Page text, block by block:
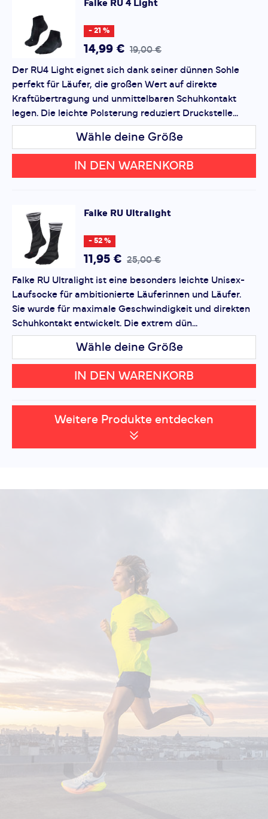
Pflichtfelder
Bewertung hinzufügen
Dieses Formular ist durch reCAPTCHA geschützt – es gelten
dieDatenschutzbestimmungenundNutzungsbedingungen
von Google.
Falke RU 4 Light
- 21 %
14,99 € 19,00 €
Der RU4 Light eignet sich dank seiner dünnen Sohle
perfekt für Läufer, die großen Wert auf direkte
Kraftübertragung und unmittelbaren Schuhkontakt
legen. Die leichte Polsterung reduziert Druckstelle...
Wähle deine Größe
IN DEN WARENKORB
Falke RU Ultralight
- 52 %
11,95 € 25,00 €
Falke RU Ultralight ist eine besonders leichte Unisex-
Laufsocke für ambitionierte Läuferinnen und Läufer.
Sie wurde für maximale Geschwindigkeit und direkten
Schuhkontakt entwickelt. Die extrem dün...
Wähle deine Größe
IN DEN WARENKORB
Weitere Produkte entdecken